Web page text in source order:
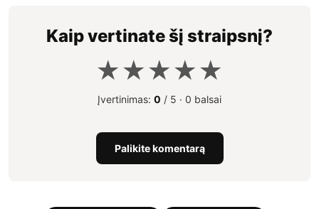
Kaip vertinate šį straipsnį?
★★★★★
Įvertinimas: 0 / 5 · 0 balsai
Palikite komentarą